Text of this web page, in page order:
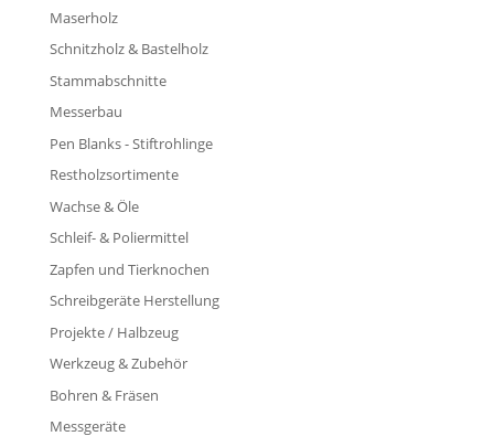
Maserholz
Schnitzholz & Bastelholz
Stammabschnitte
Messerbau
Pen Blanks - Stiftrohlinge
Restholzsortimente
Wachse & Öle
Schleif- & Poliermittel
Zapfen und Tierknochen
Schreibgeräte Herstellung
Projekte / Halbzeug
Werkzeug & Zubehör
Bohren & Fräsen
Messgeräte